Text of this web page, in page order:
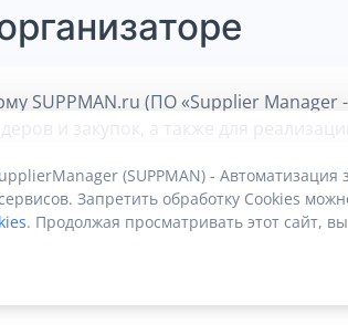
SUPPMAN.ru (ПО «Supplier
и закупок, а также для
(SUPPMAN) -
Запретить обработку Cookies
. Продолжая просматривать этот сайт,